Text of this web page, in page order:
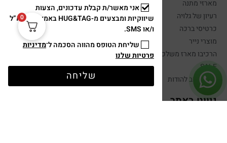
כרטיס ברכה ישראלי כחול לבן עם גומיות שיער חגיגיות בצבעי דגל
המדינה
₪29
0
אני מאשר/ת קבלת עדכונים, הצעות
שיווקיות ומבצעים מ-HUG&TAG באמצעות דוא”ל
ו/או SMS.
שליחת הטופס מהווה הסכמה ל־מדיניות
פרטיות שלנו
שליחה